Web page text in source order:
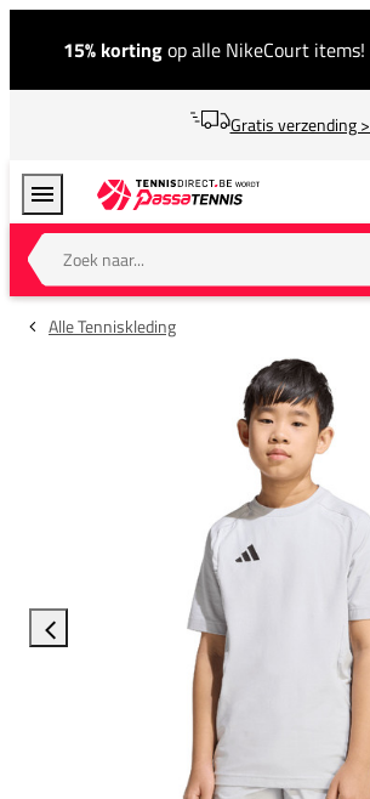
15% kortingop alle NikeCourt items!
Gratis verzending
Zoek naar...
Alle Tenniskleding